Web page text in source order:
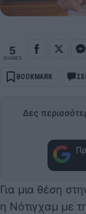
5
SHARES
BOOKMARK
Δες
Για μια θέση
η Νότιγχαμ με